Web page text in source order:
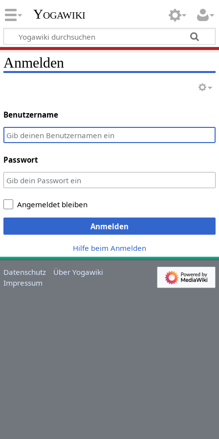
Yogawiki
Anmelden
Benutzername
Passwort
Angemeldet bleiben
Anmelden
Hilfe beim Anmelden
Datenschutz
Über Yogawiki
Impressum